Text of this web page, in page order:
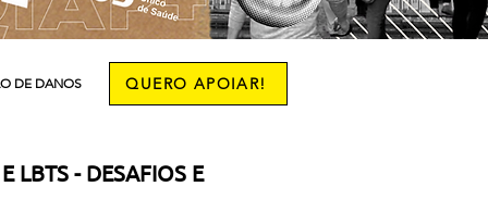
DE DANOS More
QUERO APOIAR!
LBTS - DESAFIOS E